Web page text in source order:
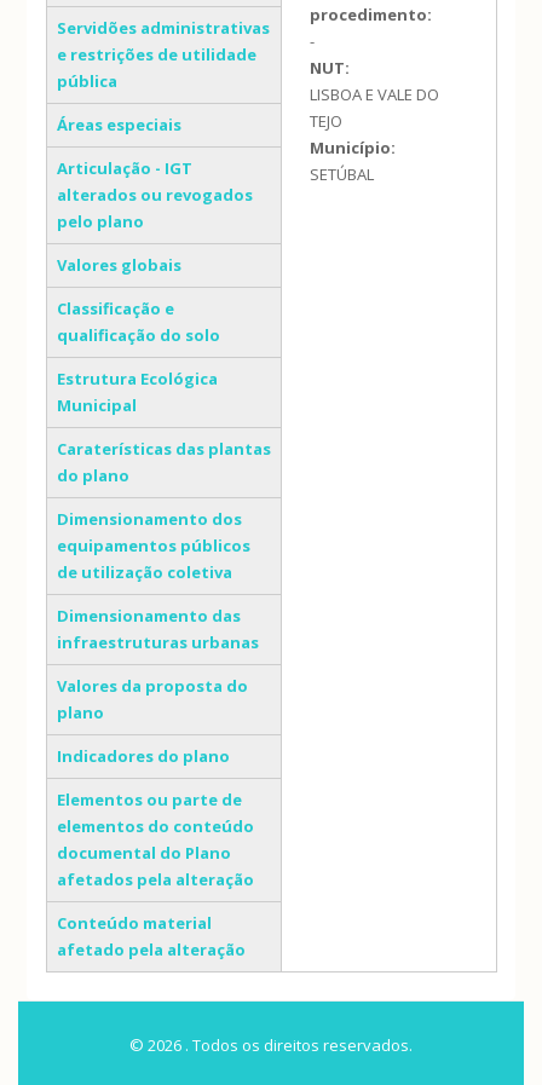
Servidões administrativas
e restrições de utilidade
pública
Áreas especiais
Articulação - IGT
alterados ou revogados
pelo plano
Valores globais
Classificação e
qualificação do solo
Estrutura Ecológica
Municipal
Caraterísticas das plantas
do plano
Dimensionamento dos
equipamentos públicos
de utilização coletiva
Dimensionamento das
infraestruturas urbanas
Valores da proposta do
plano
Indicadores do plano
Elementos ou parte de
elementos do conteúdo
documental do Plano
afetados pela alteração
Conteúdo material
afetado pela alteração
procedimento:
-
NUT:
LISBOA E VALE DO
TEJO
Município:
SETÚBAL
© 2026 . Todos os direitos reservados.